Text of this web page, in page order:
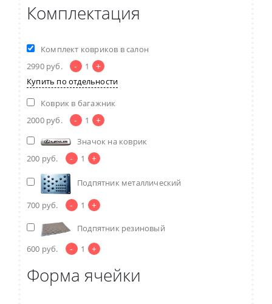
Комплектация
Комплект ковриков в салон
2990 руб. - 1 +
Купить по отдельности
Коврик в багажник
2000 руб. - 1 +
Значок на коврик
200 руб. - 1 +
Подпятник металлический
700 руб. - 1 +
Подпятник резиновый
600 руб. - 1 +
Форма ячейки